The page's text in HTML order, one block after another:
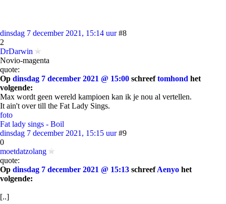
dinsdag 7 december 2021, 15:14 uur #8
2
DrDarwin
Novio-magenta
quote:
Op dinsdag 7 december 2021 @ 15:00 schreeftomhond het
volgende:
Max wordt geen wereld kampioen kan ik je nou al vertellen.
It ain't over till the Fat Lady Sings.
foto
Fat lady sings - Boil
dinsdag 7 december 2021, 15:15 uur #9
0
moetdatzolang
quote:
Op dinsdag 7 december 2021 @ 15:13 schreefAenyo het
volgende:
[..]